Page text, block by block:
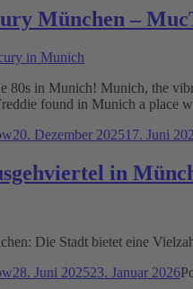
München –
80s in Munich! Munich, the
found in Munich a place
20. Dezember 202517. Juni
in
Die Stadt bietet eine
28. Juni 202523. Januar 2026